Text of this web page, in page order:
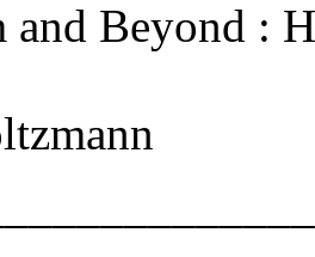
and Beyond :